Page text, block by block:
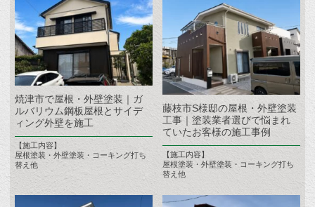
焼津市で屋根・外壁塗装｜ガ
ルバリウム鋼板屋根とサイデ
ィング外壁を施工
【施工内容】
屋根塗装・外壁塗装・コーキング打ち
替え他
藤枝市S様邸の屋根・外壁塗装
工事｜塗装業者選びで悩まれ
ていたお客様の施工事例
【施工内容】
屋根塗装・外壁塗装・コーキング打ち
替え他